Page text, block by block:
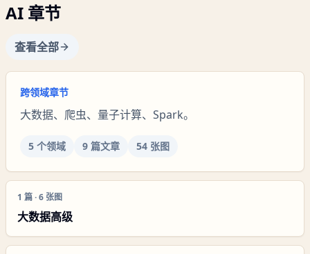
AI 章节
查看全部
跨领域章节
大数据、爬虫、量子计算、Spark。
5 个领域 9 篇文章 54 张图
1 篇 ·6 张图
大数据高级